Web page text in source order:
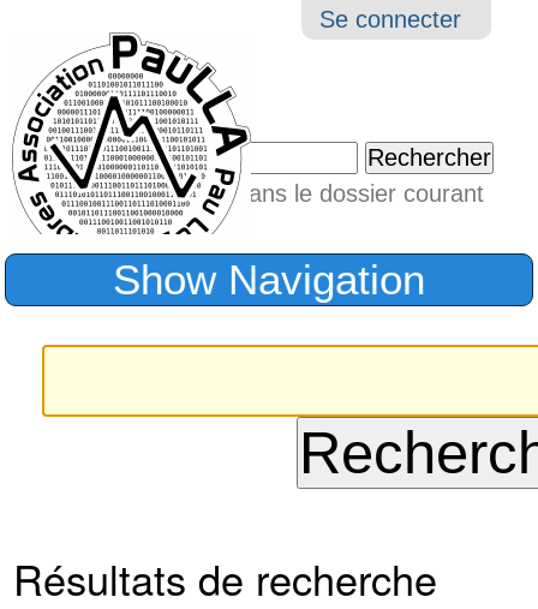
Outils
Se connecter
Chercher par
Seulement dans le dossier courant
Recherche
Show Navigation
Résultats de recherche